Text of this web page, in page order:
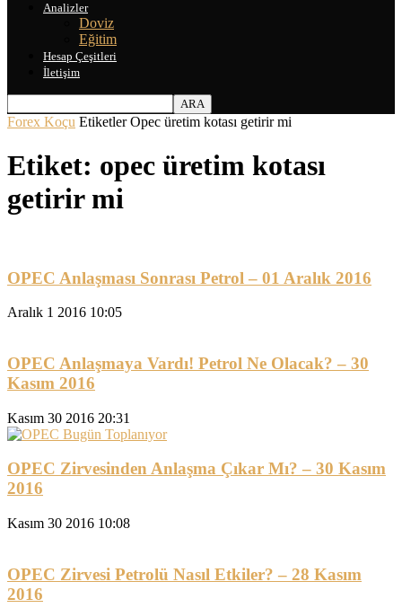
Analizler
Doviz
Eğitim
Hesap Çeşitleri
İletişim
Forex Koçu Etiketler Opec üretim kotası getirir mi
Etiket: opec üretim kotası
getirir mi
OPEC Anlaşması Sonrası Petrol – 01 Aralık 2016
Aralık 1 2016 10:05
OPEC Anlaşmaya Vardı! Petrol Ne Olacak? – 30
Kasım 2016
Kasım 30 2016 20:31
OPEC Zirvesinden Anlaşma Çıkar Mı? – 30 Kasım
2016
Kasım 30 2016 10:08
OPEC Zirvesi Petrolü Nasıl Etkiler? – 28 Kasım
2016